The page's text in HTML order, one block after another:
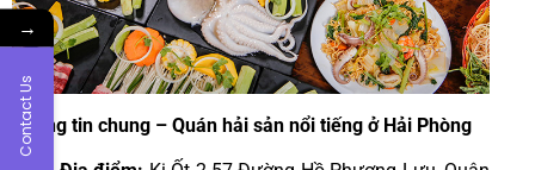
Thông tin chung – Quán hải sản nổi tiếng ở Hải Phòng
→
Contact Us